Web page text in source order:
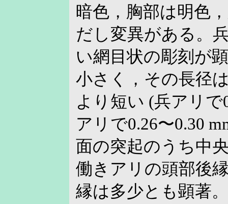
暗色，胸部は明色
だし変異がある。
い網目状の彫刻が
小さく，その長径
より短い (兵アリで
アリで0.26〜0.30
面の突起のうち中
働きアリの頭部後
縁は多少とも顕著